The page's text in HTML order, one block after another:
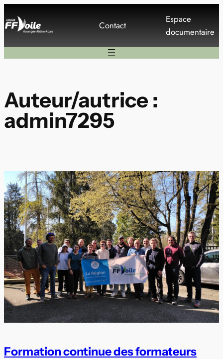
au
contenu
Contact
Espace
documentaire
Auteur/autrice :
admin7295
Formation continue des formateurs